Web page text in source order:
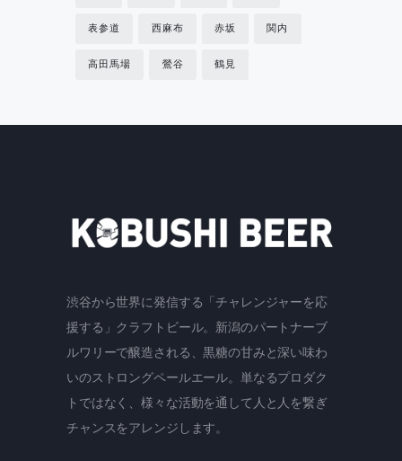
表参道 西麻布 赤坂 関内
高田馬場 鶯谷 鶴見
渋谷から世界に発信する「チャレンジャーを応
援する」クラフトビール。新潟のパートナーブ
ルワリーで醸造される、黒糖の甘みと深い味わ
いのストロングペールエール。単なるプロダク
トではなく、様々な活動を通して人と人を繋ぎ
チャンスをアレンジします。